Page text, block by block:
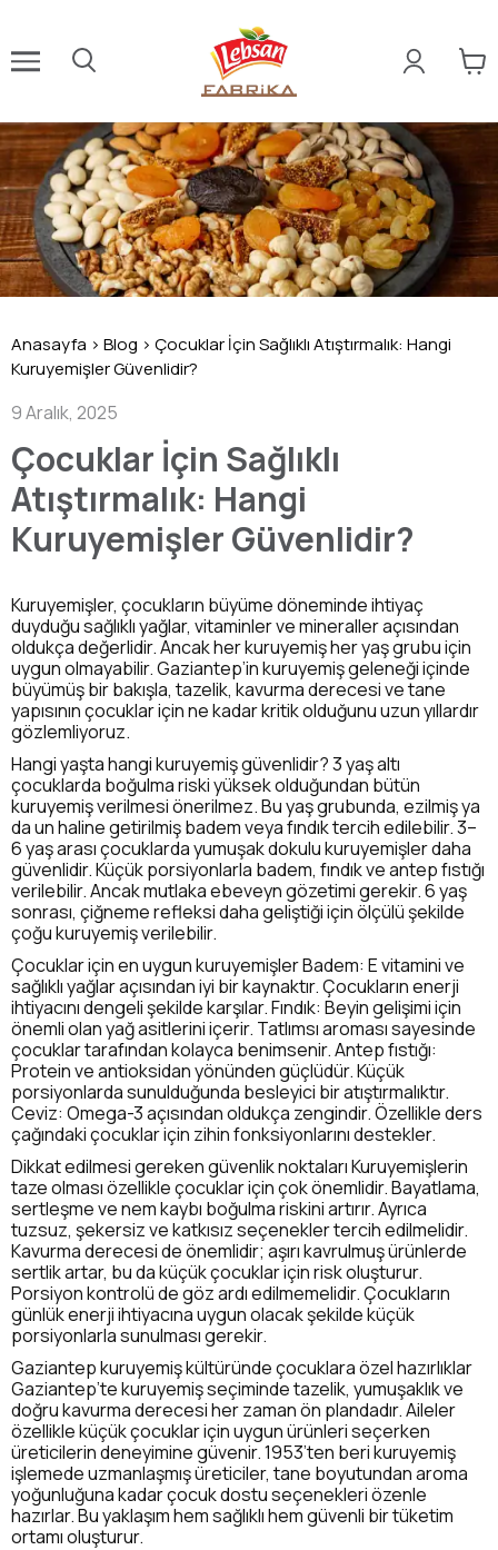
Anasayfa > Blog > Çocuklar İçin Sağlıklı Atıştırmalık: Hangi
Kuruyemişler Güvenlidir?
9 Aralık, 2025
Çocuklar İçin Sağlıklı
Atıştırmalık: Hangi
Kuruyemişler Güvenlidir?
Kuruyemişler, çocukların büyüme döneminde ihtiyaç
duyduğu sağlıklı yağlar, vitaminler ve mineraller açısından
oldukça değerlidir. Ancak her kuruyemiş her yaş grubu için
uygun olmayabilir. Gaziantep’in kuruyemiş geleneği içinde
büyümüş bir bakışla, tazelik, kavurma derecesi ve tane
yapısının çocuklar için ne kadar kritik olduğunu uzun yıllardır
gözlemliyoruz.
Hangi yaşta hangi kuruyemiş güvenlidir? 3 yaş altı
çocuklarda boğulma riski yüksek olduğundan bütün
kuruyemiş verilmesi önerilmez. Bu yaş grubunda, ezilmiş ya
da un haline getirilmiş badem veya fındık tercih edilebilir. 3–
6 yaş arası çocuklarda yumuşak dokulu kuruyemişler daha
güvenlidir. Küçük porsiyonlarla badem, fındık ve antep fıstığı
verilebilir. Ancak mutlaka ebeveyn gözetimi gerekir. 6 yaş
sonrası, çiğneme refleksi daha geliştiği için ölçülü şekilde
çoğu kuruyemiş verilebilir.
Çocuklar için en uygun kuruyemişler Badem: E vitamini ve
sağlıklı yağlar açısından iyi bir kaynaktır. Çocukların enerji
ihtiyacını dengeli şekilde karşılar. Fındık: Beyin gelişimi için
önemli olan yağ asitlerini içerir. Tatlımsı aroması sayesinde
çocuklar tarafından kolayca benimsenir. Antep fıstığı:
Protein ve antioksidan yönünden güçlüdür. Küçük
porsiyonlarda sunulduğunda besleyici bir atıştırmalıktır.
Ceviz: Omega-3 açısından oldukça zengindir. Özellikle ders
çağındaki çocuklar için zihin fonksiyonlarını destekler.
Dikkat edilmesi gereken güvenlik noktaları Kuruyemişlerin
taze olması özellikle çocuklar için çok önemlidir. Bayatlama,
sertleşme ve nem kaybı boğulma riskini artırır. Ayrıca
tuzsuz, şekersiz ve katkısız seçenekler tercih edilmelidir.
Kavurma derecesi de önemlidir; aşırı kavrulmuş ürünlerde
sertlik artar, bu da küçük çocuklar için risk oluşturur.
Porsiyon kontrolü de göz ardı edilmemelidir. Çocukların
günlük enerji ihtiyacına uygun olacak şekilde küçük
porsiyonlarla sunulması gerekir.
Gaziantep kuruyemiş kültüründe çocuklara özel hazırlıklar
Gaziantep’te kuruyemiş seçiminde tazelik, yumuşaklık ve
doğru kavurma derecesi her zaman ön plandadır. Aileler
özellikle küçük çocuklar için uygun ürünleri seçerken
üreticilerin deneyimine güvenir. 1953’ten beri kuruyemiş
işlemede uzmanlaşmış üreticiler, tane boyutundan aroma
yoğunluğuna kadar çocuk dostu seçenekleri özenle
hazırlar. Bu yaklaşım hem sağlıklı hem güvenli bir tüketim
ortamı oluşturur.